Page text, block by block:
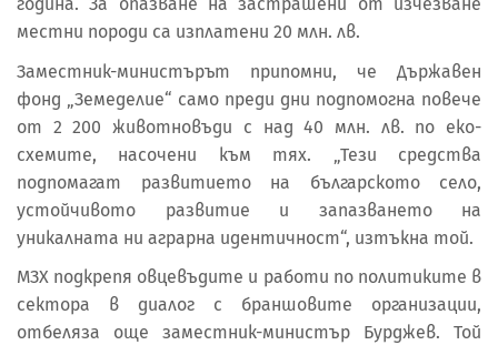
местни породи са изплатени 20 млн. лв.
Заместник-министърът припомни, че Държавен
фонд „Земеделие“ само преди дни подпомогна повече
от 2 200 животновъди с над 40 млн. лв. по еко-
схемите, насочени към тях. „Тези средства
подпомагат развитието на българското село,
устойчивото развитие и запазването на
уникалната ни аграрна идентичност“, изтъкна той.
МЗХ подкрепя овцевъдите и работи по политиките в
сектора в диалог с браншовите организации,
отбеляза още заместник-министър Бурджев. Той